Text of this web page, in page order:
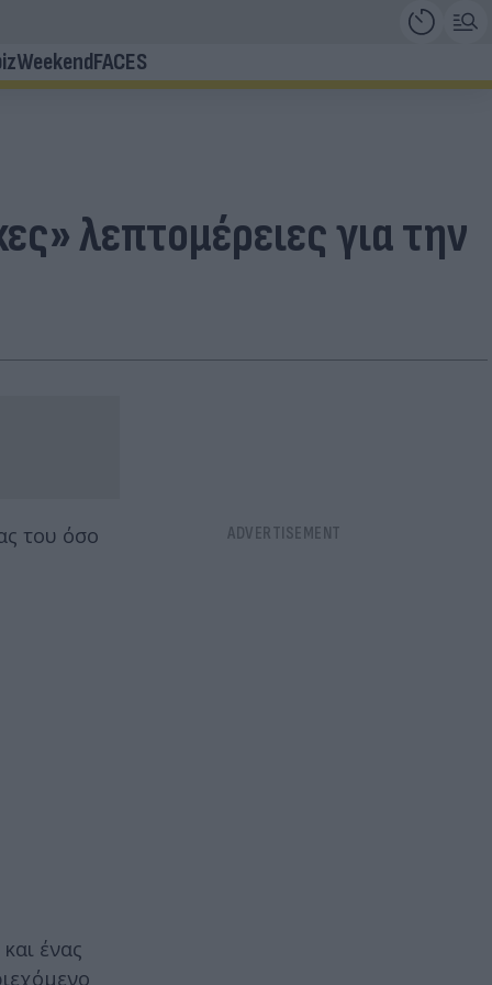
WeekendFACES
λεπτομέρειες για την
του όσο
ένας